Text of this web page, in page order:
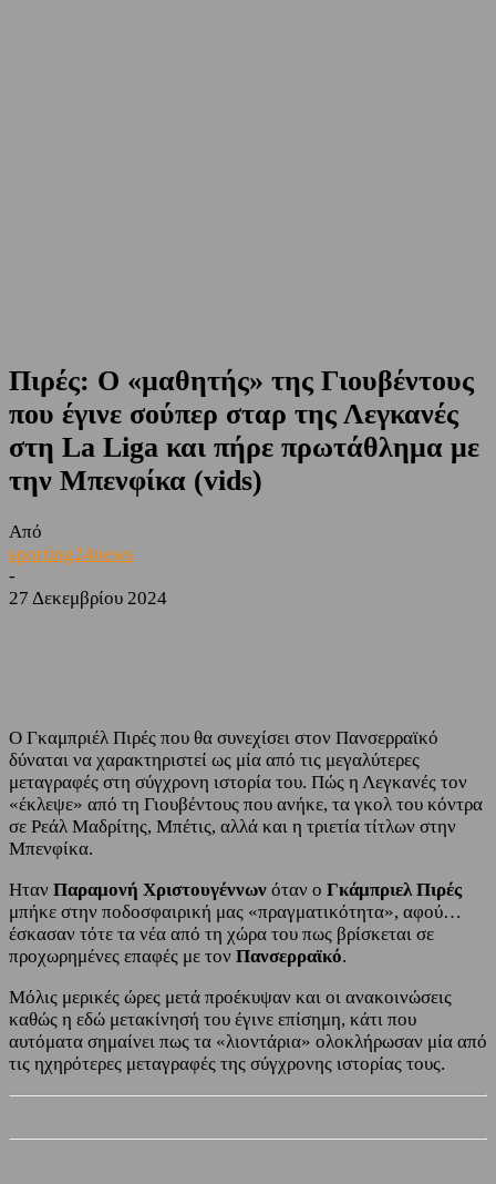
Πιρές: Ο «μαθητής» της Γιουβέντους
που έγινε σούπερ σταρ της Λεγκανές
στη La Liga και πήρε πρωτάθλημα με
την Μπενφίκα (vids)
Από
sporting24news
-
27 Δεκεμβρίου 2024
Ο Γκαμπριέλ Πιρές που θα συνεχίσει στον Πανσερραϊκό
δύναται να χαρακτηριστεί ως μία από τις μεγαλύτερες
μεταγραφές στη σύγχρονη ιστορία του. Πώς η Λεγκανές τον
«έκλεψε» από τη Γιουβέντους που ανήκε, τα γκολ του κόντρα
σε Ρεάλ Μαδρίτης, Μπέτις, αλλά και η τριετία τίτλων στην
Μπενφίκα.
Ηταν Παραμονή Χριστουγέννων όταν ο Γκάμπριελ Πιρές
μπήκε στην ποδοσφαιρική μας «πραγματικότητα», αφού…
έσκασαν τότε τα νέα από τη χώρα του πως βρίσκεται σε
προχωρημένες επαφές με τον Πανσερραϊκό.
Μόλις μερικές ώρες μετά προέκυψαν και οι ανακοινώσεις
καθώς η εδώ μετακίνησή του έγινε επίσημη, κάτι που
αυτόματα σημαίνει πως τα «λιοντάρια» ολοκλήρωσαν μία από
τις ηχηρότερες μεταγραφές της σύγχρονης ιστορίας τους.